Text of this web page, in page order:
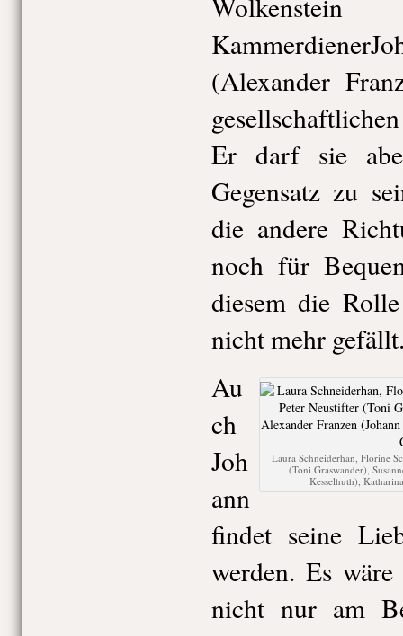
(Alexander
Er darf sie
Gegensatz zu
die andere
noch für
diesem die
nicht mehr
Laura Schneiderhan, Florine
(Toni Graswander),
Kesselhuth),
Au
ch
Joh
ann
findet seine
werden. Es
nicht nur am